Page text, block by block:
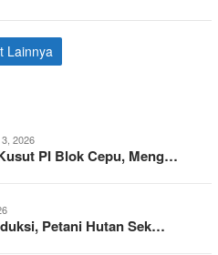
Lainnya
2026
PI Blok Cepu, Meng…
Petani Hutan Sek…